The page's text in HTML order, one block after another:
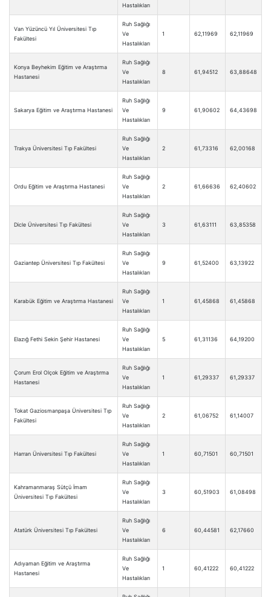
Hastalıkları
Van Yüzüncü Yıl Üniversitesi Tıp
Fakültesi
Ruh Sağlığı
Ve
Hastalıkları
1 62,11969 62,11969
Konya Beyhekim Eğitim ve Araştırma
Hastanesi
Ruh Sağlığı
Ve
Hastalıkları
8 61,94512 63,88648
Sakarya Eğitim ve Araştırma Hastanesi
Ruh Sağlığı
Ve
Hastalıkları
9 61,90602 64,43698
Trakya Üniversitesi Tıp Fakültesi
Ruh Sağlığı
Ve
Hastalıkları
2 61,73316 62,00168
Ordu Eğitim ve Araştırma Hastanesi
Ruh Sağlığı
Ve
Hastalıkları
2 61,66636 62,40602
Dicle Üniversitesi Tıp Fakültesi
Ruh Sağlığı
Ve
Hastalıkları
3 61,63111 63,85358
Gaziantep Üniversitesi Tıp Fakültesi
Ruh Sağlığı
Ve
Hastalıkları
9 61,52400 63,13922
Karabük Eğitim ve Araştırma Hastanesi
Ruh Sağlığı
Ve
Hastalıkları
1 61,45868 61,45868
Elazığ Fethi Sekin Şehir Hastanesi
Ruh Sağlığı
Ve
Hastalıkları
5 61,31136 64,19200
Çorum Erol Olçok Eğitim ve Araştırma
Hastanesi
Ruh Sağlığı
Ve
Hastalıkları
1 61,29337 61,29337
Tokat Gaziosmanpaşa Üniversitesi Tıp
Fakültesi
Ruh Sağlığı
Ve
Hastalıkları
2 61,06752 61,14007
Harran Üniversitesi Tıp Fakültesi
Ruh Sağlığı
Ve
Hastalıkları
1 60,71501 60,71501
Kahramanmaraş Sütçü İmam
Üniversitesi Tıp Fakültesi
Ruh Sağlığı
Ve
Hastalıkları
3 60,51903 61,08498
Atatürk Üniversitesi Tıp Fakültesi
Ruh Sağlığı
Ve
Hastalıkları
6 60,44581 62,17660
Adıyaman Eğitim ve Araştırma
Hastanesi
Ruh Sağlığı
Ve
Hastalıkları
1 60,41222 60,41222